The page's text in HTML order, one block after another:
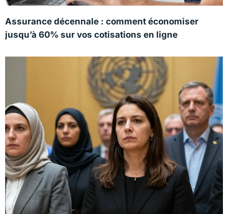
Assurance décennale : comment économiser
jusqu’à 60% sur vos cotisations en ligne